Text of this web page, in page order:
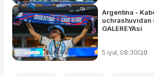
Argentina -
uchrashuvidan
GALEREYAsi
5 iyul, 08:30 0